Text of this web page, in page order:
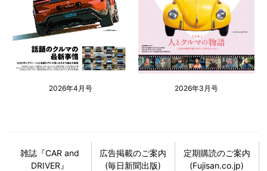
2026年4月号 2026年3月号
雑誌『CAR and
DRIVER』
広告掲載のご案内
(毎日新聞出版)
定期購読のご案内
(Fujisan.co.jp)